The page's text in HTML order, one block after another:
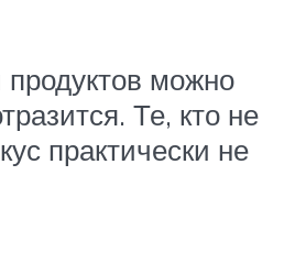
можно
Те, кто не
практически не